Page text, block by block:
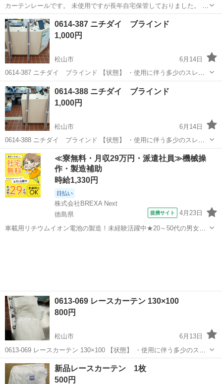
カーテンレールです。 未使用ですが長年自宅保管しておりました。 よ
ろしくお願いします。
愛媛 松山市 カーテン、ブラインド
0614-387 ニチダイ ブラインド
1,000円
松山市
6月14日
0614-387 ニチダイ ブラインド 【状態】 ・使用に伴う多少のスレ、
キズ、落としきれない汚れなどございます ・詳細は現地でご確認くだ
さい ・お値引きは出来かねますのでご了承願います ※中古品のため、
状...
愛媛 松山市 カーテン、ブラインド ブラインド
0614-388 ニチダイ ブラインド
1,000円
松山市
6月14日
0614-388 ニチダイ ブラインド 【状態】 ・使用に伴う多少のスレ、
キズ、落としきれない汚れなどございます ・詳細は現地でご確認くだ
さい ・お値引きは出来かねますのでご了承願います ※中古品のため、
状...
愛媛 松山市 カーテン、ブラインド ブラインド
≪寮無料・月収29万円・派遣社員≫機械操
作・製造補助
時給1,330円
日払い
株式会社BREXA Next
徳島県
提携サイト 4月23日
車載用リチウムイオン電池の製造！未経験活躍中★20～50代の男女活
0613-069 レースカーテン 130×100
800円
松山市
6月13日
0613-069 レースカーテン 130×100 【状態】 ・使用に伴う多少のス
レ、キズ、落としきれない汚れなどございます ・詳細は現地でご確認
ください ・お値引きは出来かねますのでご了承願います ※中古品...
愛媛 松山市 カーテン、ブラインド
新品レースカーテン 1枚
500円